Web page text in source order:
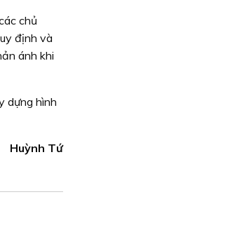
chủ
định và
ánh khi
dựng hình
Huỳnh Tứ